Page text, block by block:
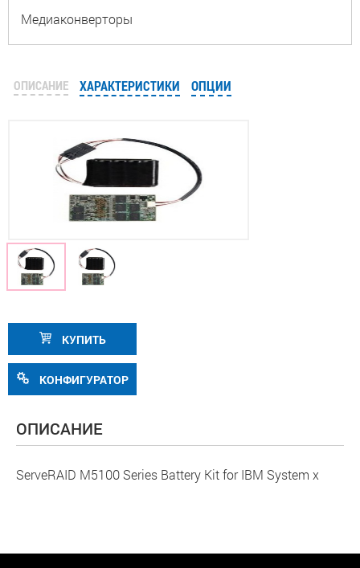
Медиаконверторы
ОПИСАНИЕ ХАРАКТЕРИСТИКИ ОПЦИИ
КУПИТЬ
КОНФИГУРАТОР
ОПИСАНИЕ
ServeRAID M5100 Series Battery Kit for IBM System x